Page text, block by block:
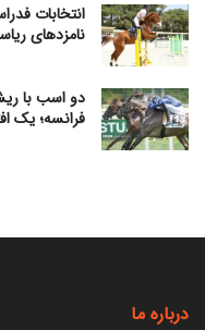
انتخابات
نامزدهای ریاست از
دو اسب با
فرانسه؛ یک
درباره ما